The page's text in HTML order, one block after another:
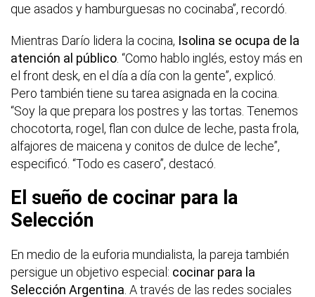
que asados y hamburguesas no cocinaba”, recordó.
Mientras Darío lidera la cocina, Isolina se ocupa de la
atención al público. “Como hablo inglés, estoy más en
el front desk, en el día a día con la gente”, explicó.
Pero también tiene su tarea asignada en la cocina.
“Soy la que prepara los postres y las tortas. Tenemos
chocotorta, rogel, flan con dulce de leche, pasta frola,
alfajores de maicena y conitos de dulce de leche”,
especificó. “Todo es casero”, destacó.
El sueño de cocinar para la
Selección
En medio de la euforia mundialista, la pareja también
persigue un objetivo especial: cocinar para la
Selección Argentina. A través de las redes sociales